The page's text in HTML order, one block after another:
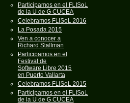
Participamos en el FLISoL
de la U de G CUCEA
Celebramos FLISoL 2016
La Posada 2015
Ven a conocer a
Richard Stallman
Participamos en el
Festival de
Software Libre 2015
en Puerto Vallarta
Celebramos FLISoL 2015
Participamos en el FLISoL
de la U de G CUCEA